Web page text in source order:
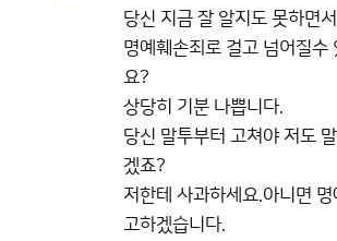
당신 지금 잘 알지도 못하면
명예훼손죄로 걸고 넘어질수
요?
상당히 기분 나쁩니다.
당신 말투부터 고쳐야 저도
겠죠?
저한테 사과하세요.아니면
고하겠습니다.